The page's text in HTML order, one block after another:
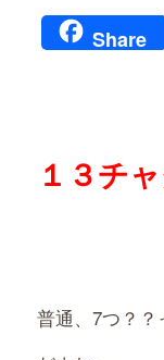
Share
１３チ
普通、7つ？？